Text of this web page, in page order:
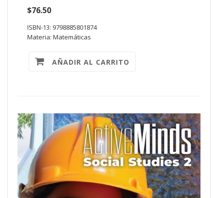
$76.50
ISBN-13: 9798885801874
Materia: Matemáticas
AÑADIR AL CARRITO